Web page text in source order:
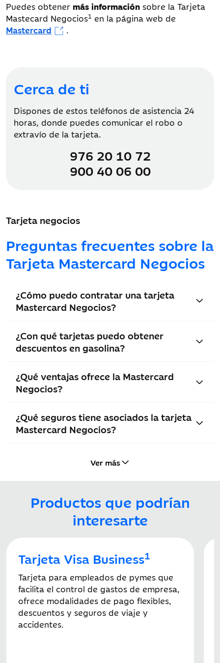
Puedes obtener más información sobre la Tarjeta
Mastecard Negocios1 en la página web de
Mastercard
.
Cerca de ti
Dispones de estos teléfonos de asistencia 24
horas, donde puedes comunicar el robo o
extravío de la tarjeta.
976 20 10 72
900 40 06 00
Tarjeta negocios
Preguntas frecuentes sobre la
Tarjeta Mastercard Negocios
¿Cómo puedo contratar una tarjeta
Mastercard Negocios?
¿Con qué tarjetas puedo obtener
descuentos en gasolina?
¿Qué ventajas ofrece la Mastercard
Negocios?
¿Qué seguros tiene asociados la tarjeta
Mastercard Negocios?
Ver más
Productos que podrían
interesarte
Tarjeta Visa Business1
Tarjeta para empleados de pymes que
facilita el control de gastos de empresa,
ofrece modalidades de pago flexibles,
descuentos y seguros de viaje y
accidentes.